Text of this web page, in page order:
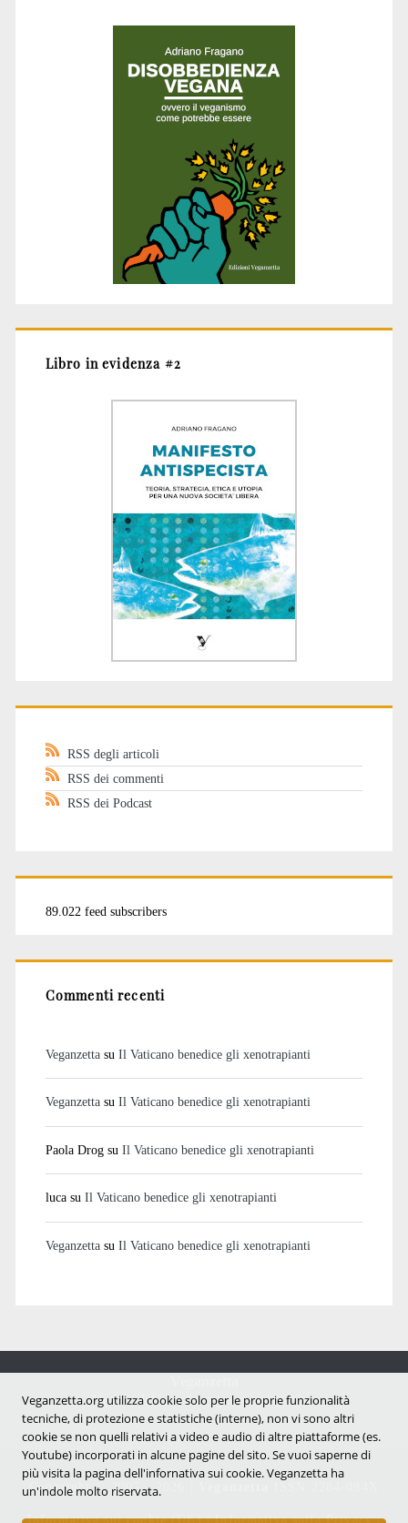
Libro in evidenza #2
RSS degli articoli
RSS dei commenti
RSS dei Podcast
89.022 feed subscribers
Commenti recenti
Veganzettasu Il Vaticano benedice gli xenotrapianti
Veganzettasu Il Vaticano benedice gli xenotrapianti
Paola Drogsu Il Vaticano benedice gli xenotrapianti
lucasu Il Vaticano benedice gli xenotrapianti
Veganzettasu Il Vaticano benedice gli xenotrapianti
Notizie dal mondo vegan e antispecista
Copyright © 2007 - 2026 |
Informativa sui cookie (UE)|Informativa sulla Privacy|
Veganzetta.org utilizza cookie solo per le proprie funzionalità
tecniche, di protezione e statistiche (interne), non vi sono altri
cookie se non quelli relativi a video e audio di altre piattaforme (es.
Youtube) incorporati in alcune pagine del sito. Se vuoi saperne di
più visita la pagina dell'infornativa sui cookie. Veganzetta ha
un'indole molto riservata.